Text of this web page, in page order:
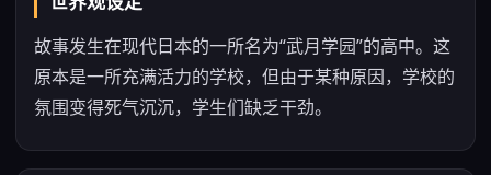
故事发生在现代日本的一所名为“武月学园”的高中。这
原本是一所充满活力的学校，但由于某种原因，学校的
氛围变得死气沉沉，学生们缺乏干劲。